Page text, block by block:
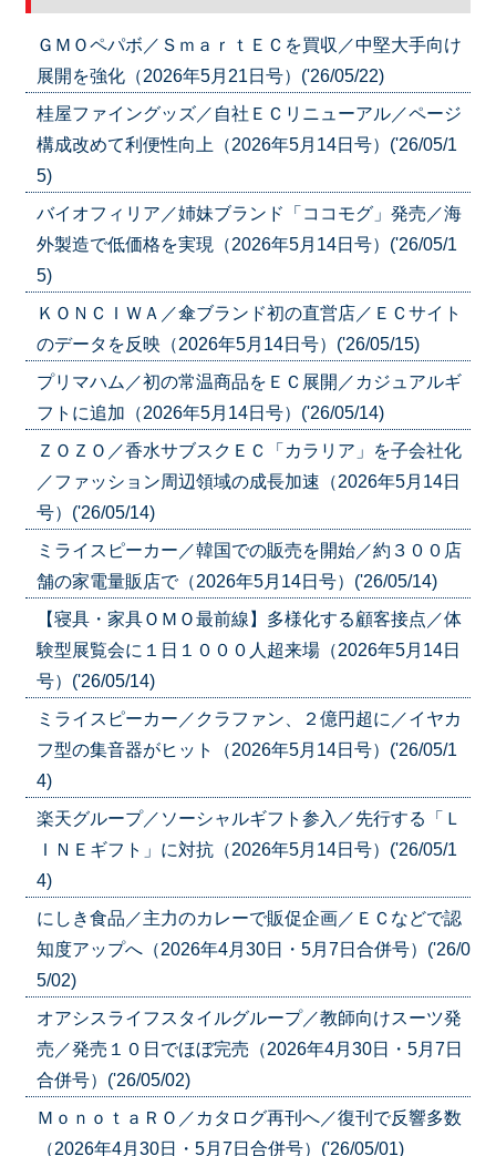
ＧＭＯペパボ／ＳｍａｒｔＥＣを買収／中堅大手向け
展開を強化（2026年5月21日号）('26/05/22)
桂屋ファイングッズ／自社ＥＣリニューアル／ページ
構成改めて利便性向上（2026年5月14日号）('26/05/1
5)
バイオフィリア／姉妹ブランド「ココモグ」発売／海
外製造で低価格を実現（2026年5月14日号）('26/05/1
5)
ＫＯＮＣＩＷＡ／傘ブランド初の直営店／ＥＣサイト
のデータを反映（2026年5月14日号）('26/05/15)
プリマハム／初の常温商品をＥＣ展開／カジュアルギ
フトに追加（2026年5月14日号）('26/05/14)
ＺＯＺＯ／香水サブスクＥＣ「カラリア」を子会社化
／ファッション周辺領域の成長加速（2026年5月14日
号）('26/05/14)
ミライスピーカー／韓国での販売を開始／約３００店
舗の家電量販店で（2026年5月14日号）('26/05/14)
【寝具・家具ＯＭＯ最前線】多様化する顧客接点／体
験型展覧会に１日１０００人超来場（2026年5月14日
号）('26/05/14)
ミライスピーカー／クラファン、２億円超に／イヤカ
フ型の集音器がヒット（2026年5月14日号）('26/05/1
4)
楽天グループ／ソーシャルギフト参入／先行する「Ｌ
ＩＮＥギフト」に対抗（2026年5月14日号）('26/05/1
4)
にしき食品／主力のカレーで販促企画／ＥＣなどで認
知度アップへ（2026年4月30日・5月7日合併号）('26/0
5/02)
オアシスライフスタイルグループ／教師向けスーツ発
売／発売１０日でほぼ完売（2026年4月30日・5月7日
合併号）('26/05/02)
ＭｏｎｏｔａＲＯ／カタログ再刊へ／復刊で反響多数
（2026年4月30日・5月7日合併号）('26/05/01)